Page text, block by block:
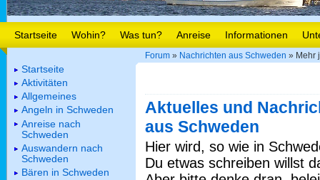
Startseite Wohin? Was tun? Anreise Informationen
Forum » Nachrichten aus Schweden » Mehr
Aktuelles und
aus Schweden
Hier wird, so wie in
Du etwas schreiben willst
Startseite
Aktivitäten
Allgemeines
Angeln in Schweden
Anreise nach
Schweden
Auswandern nach
Schweden
Bären in Schweden